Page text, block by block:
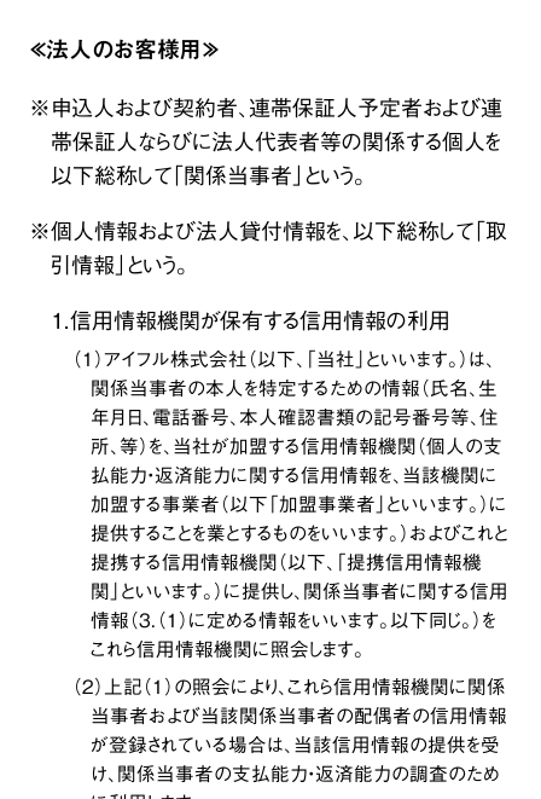
≪法人のお客様用≫
※申込人および契約者、連帯保証人予定者および連
帯保証人ならびに法人代表者等の関係する個人を
以下総称して「関係当事者」という。
※個人情報および法人貸付情報を、以下総称して「取
引情報」という。
１．信用情報機関が保有する信用情報の利用
（１）アイフル株式会社（以下、「当社」といいます。）は、
関係当事者の本人を特定するための情報（氏名、生
年月日、電話番号、本人確認書類の記号番号等、住
所、等）を、当社が加盟する信用情報機関（個人の支
払能力・返済能力に関する信用情報を、当該機関に
加盟する事業者（以下「加盟事業者」といいます。）に
提供することを業とするものをいいます。）およびこれと
提携する信用情報機関（以下、「提携信用情報機
関」といいます。）に提供し、関係当事者に関する信用
情報（３．（１）に定める情報をいいます。以下同じ。）を
これら信用情報機関に照会します。
（２）上記（１）の照会により、これら信用情報機関に関係
当事者および当該関係当事者の配偶者の信用情報
が登録されている場合は、当該信用情報の提供を受
け、関係当事者の支払能力・返済能力の調査のため